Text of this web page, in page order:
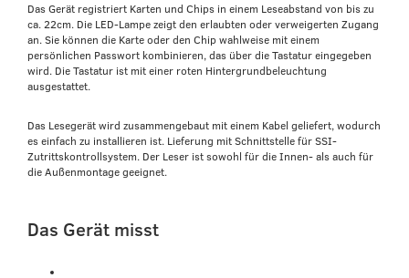
Das Gerät registriert Karten und Chips in einem Leseabstand von bis zu
ca. 22cm. Die LED-Lampe zeigt den erlaubten oder verweigerten Zugang
an. Sie können die Karte oder den Chip wahlweise mit einem
persönlichen Passwort kombinieren, das über die Tastatur eingegeben
wird. Die Tastatur ist mit einer roten Hintergrundbeleuchtung
ausgestattet.
Das Lesegerät wird zusammengebaut mit einem Kabel geliefert, wodurch
es einfach zu installieren ist. Lieferung mit Schnittstelle für SSI-
Zutrittskontrollsystem. Der Leser ist sowohl für die Innen- als auch für
die Außenmontage geeignet.
Das Gerät misst